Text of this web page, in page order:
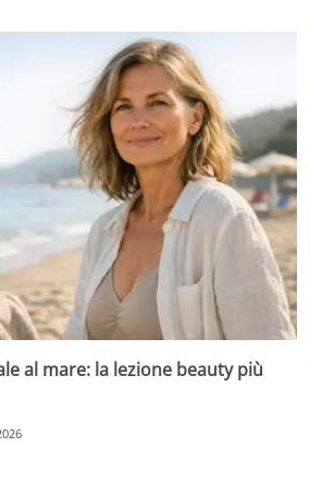
al mare: la lezione beauty più